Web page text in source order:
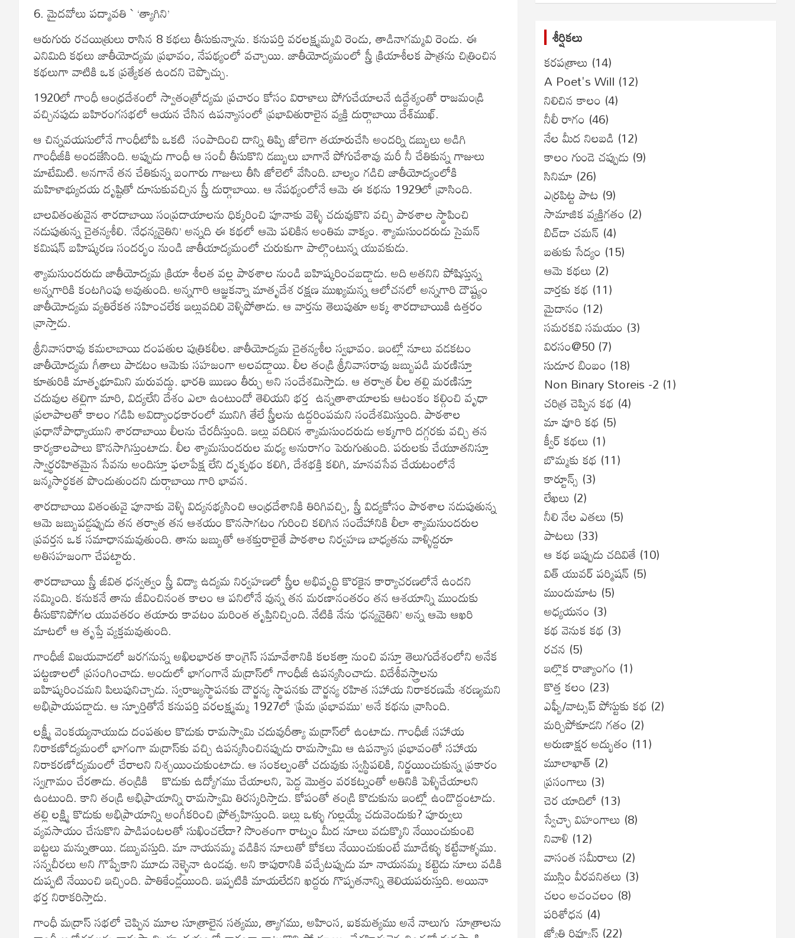
6. మైదవోలు పద్మావతి ` ‘త్యాగిని’
ఆరుగురు రచయిత్రులు రాసిన 8 కథలు తీసుకున్నాను. కనుపర్తి వరలక్ష్మమ్మవి రెండు, తాడినాగమ్మవి రెండు. ఈ
ఎనిమిది కథలు జాతీయోద్యమ ప్రభావం, నేపథ్యంలో వచ్చాయి. జాతీయోద్యమంలో స్త్రీ క్రియాశీలక పాత్రను చిత్రించిన
కథలుగా వాటికి ఒక ప్రత్యేకత ఉందని చెప్పొచ్చు.
1920లో గాంధీ ఆంధ్రదేశంలో స్వాతంత్రోద్యమ ప్రచారం కోసం విరాళాలు పోగుచేయాలనే ఉద్దేశ్యంతో రాజమండ్రి
వచ్చినపుడు బహిరంగసభలో ఆయన చేసిన ఉపన్యాసంలో ప్రభావితురాలైన వ్యక్తి దుర్గాబాయి దేశ్‌ముఖ్‌.
ఆ చిన్నవయసులోనే గాంధీటోపి ఒకటి సంపాదించి దాన్ని తిప్పి జోలెగా తయారుచేసి అందర్ని డబ్బులు అడిగి
గాంధీజీకి అందజేసింది. అప్పుడు గాంధీ ఆ సంచీ తీసుకొని డబ్బులు బాగానే పోగుచేశావు మరీ నీ చేతికున్న గాజులు
మాటేమిటి. అనగానే తన చేతికున్న బంగారు గాజులు తీసి జోలెలో వేసింది. బాల్యం గడిచి జాతీయోద్యంలోకి
మహిళాభ్యుదయ దృష్టితో దూసుకువచ్చిన స్త్రీ దుర్గాబాయి. ఆ నేపథ్యంలోనే ఆమె ఈ కథను 1929లో వ్రాసింది.
బాలవితంతువైన శారదాబాయి సంప్రదాయాలను ధిక్కరించి పూనాకు వెళ్ళి చదువుకొని వచ్చి పాఠశాల స్థాపించి
నడుపుతున్న చైతన్యశీలి. ‘నేధన్యనైతిని’ అన్నది ఈ కథలో ఆమె పలికిన అంతిమ వాక్యం. శ్యామసుందరుడు సైమన్‌
కమిషన్‌ బహిష్కరణ సందర్భం నుండి జాతీయాద్యమంలో చురుకుగా పాల్గొంటున్న యువకుడు.
శ్యామసుందరుడు జాతీయోద్యమ క్రియా శీలత వల్ల పాఠశాల నుండి బహిష్కరించబడ్డాడు. అది అతనిని పోషిస్తున్న
అన్నగారికి కంటగింపు అవుతుంది. అన్నగారి ఆజ్ఞకన్నా మాతృదేశ రక్షణ ముఖ్యమన్న ఆలోచనలో అన్నగారి దౌష్ట్యం
జాతీయోద్యమ వ్యతిరేకత సహించలేక ఇల్లువదిలి వెళ్ళిపోతాడు. ఆ వార్తను తెలుపుతూ అక్క శారదాబాయికి ఉత్తరం
వ్రాస్తాడు.
శ్రీనివాసరావు కమలాబాయి దంపతుల పుత్రికలీల. జాతీయోద్యమ చైతన్యశీల స్వభావం. ఇంట్లో నూలు వడకటం
జాతీయోద్యమ గీతాలు పాడటం ఆమెకు సహజంగా అలవడ్డాయి. లీల తండ్రి శ్రీనివాసరావు జబ్బుపడి మరణిస్తూ
కూతురికి మాతృభూమిని మరువద్దు. భారతి ఋణం తీర్చు అని సందేశమిస్తాడు. ఆ తర్వాత లీల తల్లి మరణిస్తూ
చదువుల తల్లిగా మారి, విద్యలేని దేశం ఎలా ఉంటుందో తెలియని భర్త ఉన్నతాశాయాలకు ఆటంకం కల్గించి వృధా
ప్రలాపాలతో కాలం గడిపి అవిద్యాంధకారంలో మునిగి తేలే స్త్రీలను ఉద్దరింపమని సందేశమిస్తుంది. పాఠశాల
ప్రధానోపాధ్యాయుని శారదాబాయి లీలను చేరదీస్తుంది. ఇల్లు వదిలిన శ్యామసుందరుడు అక్కగారి దగ్గరకు వచ్చి తన
కార్యకాలపాలు కొనసాగిస్తుంటాడు. లీల శ్యామసుందరుల మధ్య అనురాగం పెరుగుతుంది. పరులకు చేయూతనిస్తూ
స్వార్థరహితమైన సేవను అందిస్తూ ఫలాపేక్ష లేని దృక్పథం కలిగి, దేశభక్తి కలిగి, మానవసేవ చేయటంలోనే
జన్మసార్థకత పొందుతుందని దుర్గాబాయి గారి భావన.
శారదాబాయి వితంతువై పూనాకు వెళ్ళి విద్యనభ్యసించి ఆంధ్రదేశానికి తిరిగివచ్చి, స్త్రీ విద్యకోసం పాఠశాల నడుపుతున్న
ఆమె జబ్బుపడ్డప్పుడు తన తర్వాత తన ఆశయం కొనసాగటం గురించి కలిగిన సందేహానికి లీలా శ్యామసుందరుల
ప్రవర్తన ఒక సమాధానమవుతుంది. తాను జబ్బుతో ఆశక్తురాలైతే పాఠశాల నిర్వహణ బాధ్యతను వాళ్ళిద్దరూ
అతిసహజంగా చేపట్టారు.
శారదాబాయి స్త్రీ జీవిత ధన్వత్వం స్త్రీ విద్యా ఉద్యమ నిర్వహణలో స్త్రీల అభివృద్ధి కొరకైన కార్యాచరణలోనే ఉందని
నమ్మింది. కనుకనే తాను జీవించినంత కాలం ఆ పనిలోనే వున్న తన మరణానంతరం తన ఆశయాన్ని ముందుకు
తీసుకొనిపోగల యువతరం తయారు కావటం మరింత తృప్తినిచ్చింది. నేటికి నేను ‘ధన్యనైతిని’ అన్న ఆమె ఆఖరి
మాటలో ఆ తృప్తే వ్యక్తమవుతుంది.
గాంధీజీ విజయవాడలో జరగనున్న అఖిలభారత కాంగ్రెస్‌ సమావేశానికి కలకత్తా నుంచి వస్తూ తెలుగుదేశంలోని అనేక
పట్టణాలలో ప్రసంగించాడు. అందులో భాగంగానే మద్రాస్‌లో గాంధీజీ ఉపన్యసించాడు. విదేశీవస్త్రాలను
బహిష్కరించమని పిలుపునిచ్చాడు. స్వరాజ్యస్థాపనకు దౌర్జన్య స్థాపనకు దౌర్జన్య రహిత సహాయ నిరాకరణమే శరణ్యమని
అభిప్రాయపడ్డాడు. ఆ స్ఫూర్తితోనే కనుపర్తి వరలక్ష్మమ్మ 1927లో ‘ప్రేమ ప్రభావము’ అనే కథను వ్రాసింది.
లక్ష్మీ వెంకయ్యనాయుడు దంపతుల కొడుకు రామస్వామి చదువురీత్యా మద్రాస్‌లో ఉంటాడు. గాంధీజీ సహాయ
నిరాకణోద్యమంలో భాగంగా మద్రాస్‌కు వచ్చి ఉపన్యసించినప్పుడు రామస్వామి ఆ ఉపన్యాస ప్రభావంతో సహాయ
నిరాకరణోద్యమంలో చేరాలని నిశ్చయించుకుంటాడు. ఆ సంకల్పంతో చదువుకు స్వస్థిపలికి, నిర్ణయించుకున్న ప్రకారం
స్వగ్రామం చేరతాడు. తండ్రికి కొడుకు ఉద్యోగము చేయాలని, పెద్ద మొత్తం వరకట్నంతో అతినికి పెళ్ళిచేయాలని
ఉంటుంది. కాని తండ్రి అభిప్రాయాన్ని రామస్వామి తిరస్కరిస్తాడు. కోపంతో తండ్రి కొడుకును ఇంట్లో ఉండొద్దంటాడు.
తల్లి లక్ష్మి కొడుకు అభిప్రాయాన్ని అంగీకరించి ప్రోత్సహిస్తుంది. ఇల్లు ఒళ్ళు గుల్లయ్యే చదువెందుకు? పూర్వులు
వ్యవసాయం చేసుకొని పాడిపంటలతో సుఖించలేదా? సొంతంగా రాట్నం మీద నూలు వడుక్కొని నేయించుకుంటె
బట్టలు మన్నుతాయి. డబ్బువస్తుది. మా నాయనమ్మ వడికిన నూలుతో కోకలు నేయించుకుంటే మూడేళ్ళు కట్టేవాళ్ళము.
సన్నచీరలు అని గొప్పేకాని మూడు నెళ్ళైనా ఉండవు. అని కాపురానికి వచ్చేటప్పుడు మా నాయనమ్మ కట్టెడు నూలు వడికి
దుప్పటి నేయించి ఇచ్చింది. పాతికేండ్లయింది. ఇప్పటికి మాయలేదని ఖద్దరు గొప్పతనాన్ని తెలియపరుస్తుది. అయినా
భర్త నిరాకరిస్తాడు.
గాంధీ మద్రాస్‌ సభలో చెప్పిన మూల సూత్రాలైన సత్యము, త్యాగము, అహింస, ఐకమత్యము అనే నాలుగు సూత్రాలను
శీర్షికలు
కరపత్రాలు (14)
A Poet's Will (12)
నిలిచిన కాలం (4)
నీలీ రాగం (46)
నేల మీద నిలబడి (12)
కాలం గుండె చప్పుడు (9)
సినిమా (26)
ఎర్రపిట్ట పాట (9)
సామాజిక వ్యక్తిగతం (2)
బిచ్‌డా చమన్ (4)
బతుకు సేద్యం (15)
ఆమె కథలు (2)
వార్తకు కథ (11)
మైదానం (12)
సమరకవి సమయం (3)
విరసం@50 (7)
సుదూర బింబం (18)
Non Binary Storeis -2 (1)
చరిత్ర చెప్పిన కథ (4)
మా వూరి కథ (5)
క్వీర్ కథలు (1)
బొమ్మకు కథ (11)
కార్టూన్స్ (3)
లేఖలు (2)
నీలి నేల ఎతలు (5)
పాటలు (33)
ఆ కథ ఇప్పుడు చదివితే (10)
విత్ యువర్ పర్మిషన్ (5)
ముందుమాట (5)
అధ్యయనం (3)
కథ వెనుక కథ (3)
రచన (5)
ఇల్లొక రాజ్యాంగం (1)
కొత్త కలం (23)
ఎఫ్బీ/వాట్సప్ పోస్టుకు కథ (2)
మర్చిపోకూడని గతం (2)
అరుణాక్షర అద్భుతం (11)
మూలాఖాత్ (2)
ప్రసంగాలు (3)
చెర యాదిలో (13)
స్వేచ్ఛా విహంగాలు (8)
నివాళి (12)
వాసంత సమీరాలు (2)
ముస్లిం వీరవనితలు (3)
చలం అచంచలం (8)
ప‌రిశోధ‌న‌ (4)
జ్యోతి రివ్యూస్ (22)